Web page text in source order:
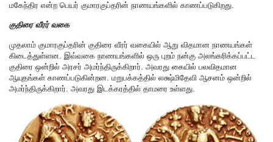
மகேந்திர என்ற பெயர் குமாரகுப்தரின் நாணயங்களில் காணப்படுகிறது.
குதிரை வீரர் வகை
முதலாம் குமாரகுப்தரின் குதிரை வீரர் வகையில் ஆறு விதமான நாணயங்கள்
கிடைத்துள்ளன. இவ்வகை நாணயங்களில் ஒரு புறம் நன்கு அலங்கரிக்கப்பட்ட
குதிரை ஒன்றில் அரசர் அமர்ந்திருக்கிறார். அவரது கையில் பலவிதமான
ஆயுதங்கள் காணப்படுகின்றன. மறுபக்கத்தில் லக்ஷ்மிதேவி ஆசனம் ஒன்றில்
அமர்ந்திருக்கிறார். அவரது இடக்கரத்தில் தாமரை உள்ளது.